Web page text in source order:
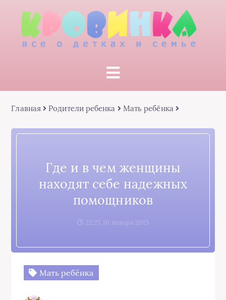
Главная Родители ребенка Мать ребёнка
Где и в чем женщины
находят себе надежных
помощников
22:27, 10 января 2015
Мать ребёнка